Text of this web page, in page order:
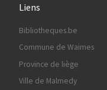
Liens
Bibliotheques.be
Commune de Waimes
Province de liège
Ville de Malmedy